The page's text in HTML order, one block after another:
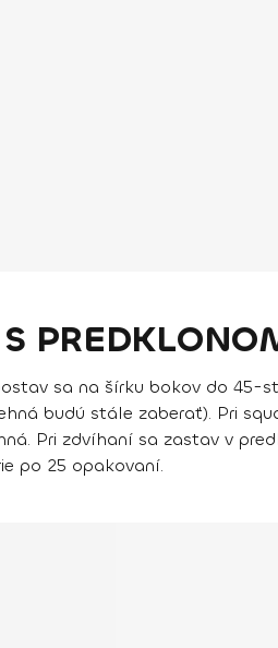
sa na šírku bokov do 45-
budú stále zaberať). Pri
Pri zdvíhaní sa zastav v
po 25 opakovaní.